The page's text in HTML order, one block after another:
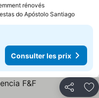
rénovésConsulter les
do Apóstolo Santiago
Consulter les prix
Partager